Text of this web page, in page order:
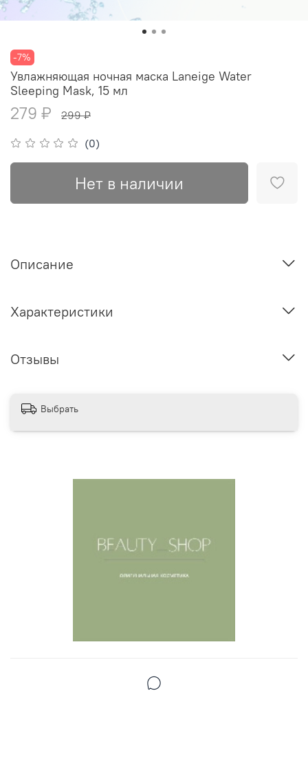
-7%
(0)
Увлажняющая ночная маска Laneige Water
Sleeping Mask, 15 мл
279 ₽ 299 ₽
Нет в наличии
Описание
Характеристики
Отзывы
Выбрать